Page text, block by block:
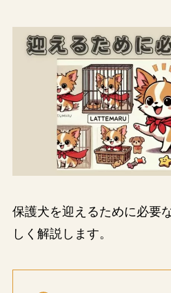
保護犬を迎えるために必要
しく解説します。